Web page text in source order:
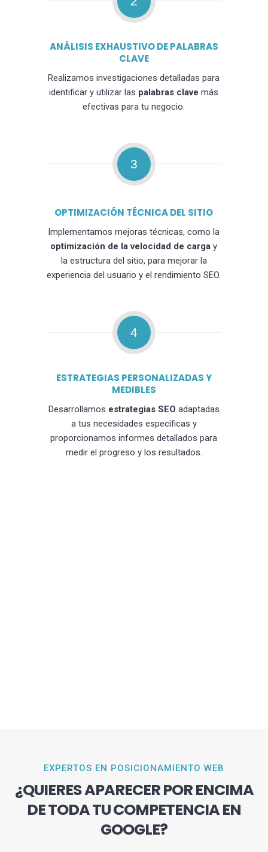
ANÁLISIS EXHAUSTIVO DE PALABRAS
CLAVE
Realizamos investigaciones detalladas para
identificar y utilizar las palabras clave más
efectivas para tu negocio.
3
OPTIMIZACIÓN TÉCNICA DEL SITIO
Implementamos mejoras técnicas, como la
optimización de la velocidad de carga y
la estructura del sitio, para mejorar la
experiencia del usuario y el rendimiento SEO.
4
ESTRATEGIAS PERSONALIZADAS Y
MEDIBLES
Desarrollamos estrategias SEO adaptadas
a tus necesidades específicas y
proporcionamos informes detallados para
medir el progreso y los resultados.
EXPERTOS EN POSICIONAMIENTO WEB
¿QUIERES APARECER POR ENCIMA
DE TODA TU COMPETENCIA EN
GOOGLE?